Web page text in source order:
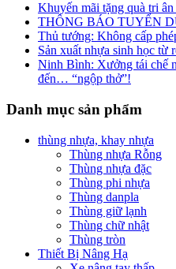
Khuyến mãi tặng quà tri
THÔNG BÁO TUYỂN
Thủ tướng: Không cấp
Sản xuất nhựa sinh học từ
Ninh Bình: Xưởng tái chế
đến… “ngộp thở”!
Danh mục sản phẩm
thùng nhựa, khay nhựa
Thùng nhựa Rỗng
Thùng nhựa đặc
Thùng phi nhựa
Thùng danpla
Thùng giữ lạnh
Thùng chữ nhật
Thùng tròn
Thiết Bị Nâng Hạ